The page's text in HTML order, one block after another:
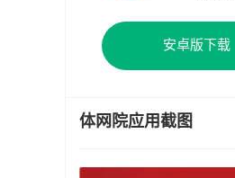
安卓版下载
体网院应用截图